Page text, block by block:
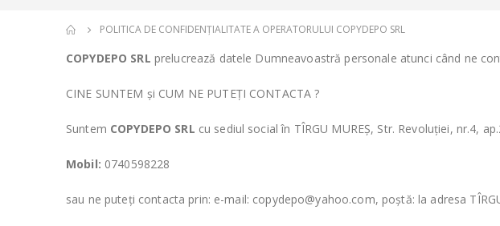
POLITICA DE CONFIDENȚIALITATE A OPERATORULUI COPYDEPO SRL
COPYDEPO SRL prelucrează datele Dumneavoastră personale atunci când ne
CINE SUNTEM și CUM NE PUTEȚI CONTACTA ?
Suntem COPYDEPO SRL cu sediul social în TÎRGU MUREȘ, Str. Revoluției, nr.4,
Mobil: 0740598228
sau ne puteți contacta prin: e-mail: copydepo@yahoo.com, poștă: la adresa